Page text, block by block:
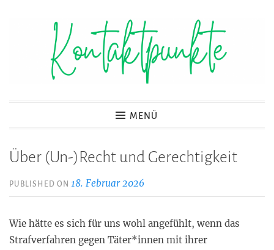
Kontaktpunkte
MENÜ
Über (Un-)Recht und Gerechtigkeit
PUBLISHED ON 18. Februar 2026
Wie hätte es sich für uns wohl angefühlt, wenn das
Strafverfahren gegen Täter*innen mit ihrer